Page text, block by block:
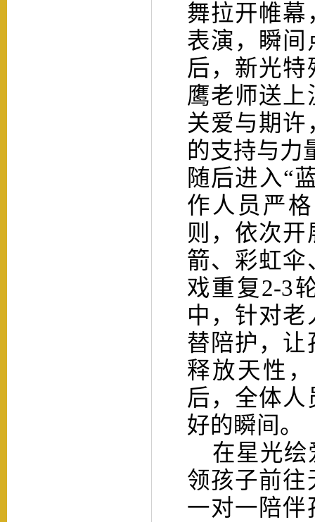
舞拉开帷幕
表演，瞬间
后，新光
鹰老师送
关爱与期
的支持与力
随后进入“
作人员严
则，依次
箭、彩虹伞
戏重复2-3
中，针对
替陪护，让
释放天性
后，全体
好的瞬间。
在星光绘
领孩子前往
一对一陪伴